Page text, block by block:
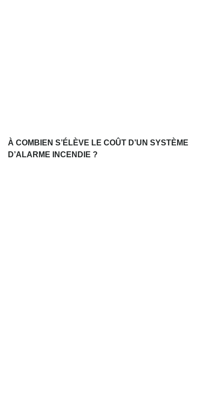
À COMBIEN S’ÉLÈVE LE COÛT D’UN SYSTÈME
D’ALARME INCENDIE ?